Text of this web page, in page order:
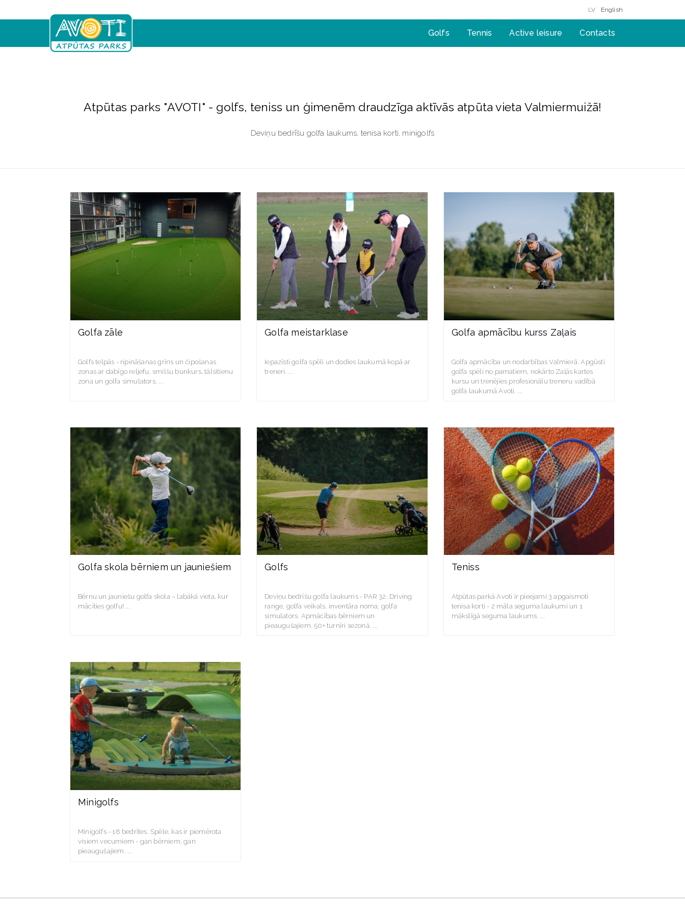
to
LV English
Golfs Tennis Active leisure Contacts
Atpūtas parks "AVOTI" - golfs, teniss un ģimenēm draudzīga aktīvās atpūta vieta Valmiermuižā!
Deviņu bedrīšu golfa laukums, tenisa korti, minigolfs
Golfa zāle
Golfs telpās - ripināšanas grīns un čipošanas
zonas ar dabīgo reljefu, smilšu bunkurs, tālsitienu
zona un golfa simulators.
Golfa meistarklase
Iepazīsti golfa spēli un dodies laukumā kopā ar
treneri.
Golfa apmācību kurss Zaļais
Golfa apmācība un nodarbības Valmierā. Apgūsti
golfa spēli no pamatiem, nokārto Zaļās kartes
kursu un trenējies profesionālu treneru vadībā
golfa laukumā Avoti.
Golfa skola bērniem un jauniešiem
Bērnu un jauniešu golfa skola – labākā vieta, kur
mācīties golfu!
Golfs
Deviņu bedrīšu golfa laukums - PAR 32. Driving
range, golfa veikals, inventāra noma, golfa
simulators. Apmācības bērniem un
pieaugušajiem. 50+ turnīri sezonā.
Teniss
Atpūtas parkā Avoti ir pieejami 3 apgaismoti
tenisa korti - 2 māla seguma laukumi un 1
mākslīgā seguma laukums.
Minigolfs
Minigolfs - 18 bedrītes. Spēle, kas ir piemērota
visiem vecumiem - gan bērniem, gan
pieaugušajiem.